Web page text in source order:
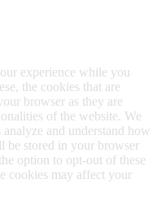
experience while you
the cookies that are
browser as they are
of the website. We
and understand how
be stored in your browser
option to opt-out of these
cookies may affect your